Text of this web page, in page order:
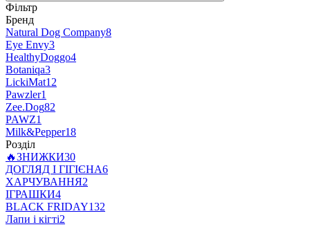
Фільтр
Бренд
Natural Dog Company8
Eye Envy3
HealthyDoggo4
Botaniqa3
LickiMat12
Pawzler1
Zee.Dog82
PAWZ1
Milk&Pepper18
Розділ
🔥ЗНИЖКИ30
ДОГЛЯД І ГІГІЄНА6
ХАРЧУВАННЯ2
ІГРАШКИ4
BLACK FRIDAY132
Лапи і кігті2